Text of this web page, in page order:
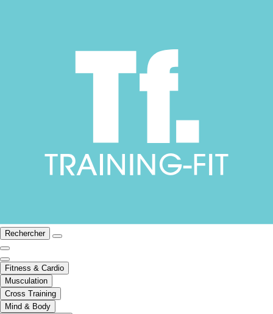
Rechercher
Fitness & Cardio
Musculation
Cross Training
Mind & Body